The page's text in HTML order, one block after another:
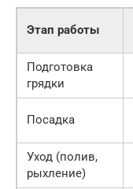
Этап работы
Подготовка
грядки
Посадка
Уход (полив,
рыхление)